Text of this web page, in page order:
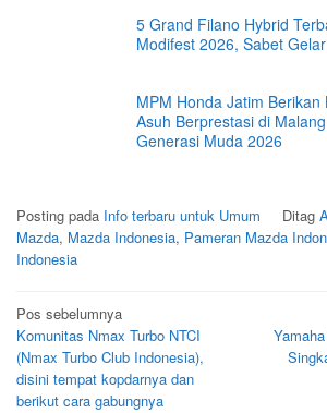
5 Grand Filano Hybrid
Modifest 2026, Sabet Gelar
MPM Honda Jatim
Asuh Berprestasi di
Generasi Muda 2026
Posting pada Info terbaru untuk Umum Ditag
Mazda, Mazda Indonesia, Pameran Mazda
Indonesia
Navigasi
pos
Pos sebelumnya
Komunitas Nmax Turbo NTCI
(Nmax Turbo Club Indonesia),
disini tempat kopdarnya dan
berikut cara gabungnya